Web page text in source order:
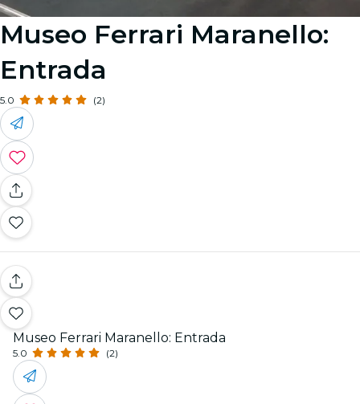
Museo Ferrari Maranello:
Entrada
5.0 (2)
Museo Ferrari Maranello: Entrada
5.0 (2)